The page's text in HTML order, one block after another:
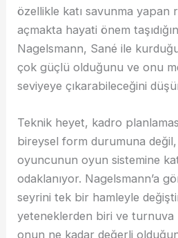
özellikle katı savunma yapan
açmakta hayati önem
Nagelsmann, Sané ile
çok güçlü olduğunu ve onu
seviyeye çıkarabileceğini
Teknik heyet, kadro
bireysel form durumuna değil,
oyuncunun oyun sistemine
odaklanıyor. Nagelsmann’a
seyrini tek bir hamleyle
yeteneklerden biri ve turnuva
onun ne kadar değerli